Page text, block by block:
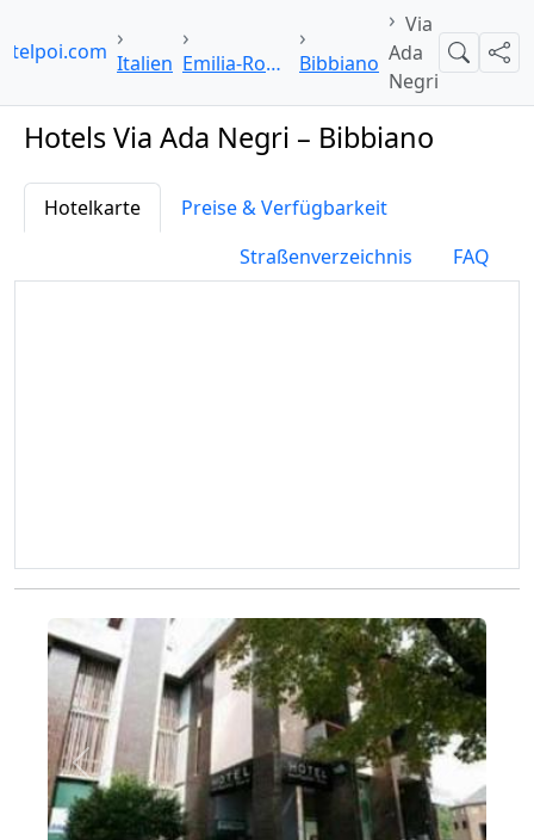
Italien Emilia-Romagna Bibbiano
Via
Ada
Negri
Suche
Hotels Via Ada Negri – Bibbiano
Hotelkarte
Preise & Verfügbarkeit
Straßenverzeichnis
FAQ
Zurück